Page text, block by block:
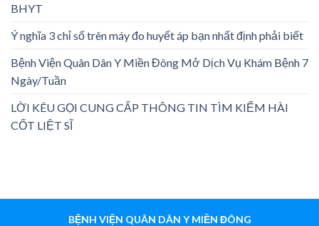
BHYT
Ý nghĩa 3 chỉ số trên máy đo huyết áp bạn nhất định phải biết
Bệnh Viện Quân Dân Y Miền Đông Mở Dịch Vụ Khám Bệnh 7
Ngày/Tuần
LỜI KÊU GỌI CUNG CẤP THÔNG TIN TÌM KIẾM HÀI
CỐT LIỆT SĨ
BỆNH VIỆN QUÂN DÂN Y MIỀN ĐÔNG